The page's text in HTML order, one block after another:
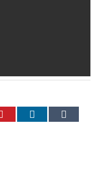
Pinterest
LinkedIn